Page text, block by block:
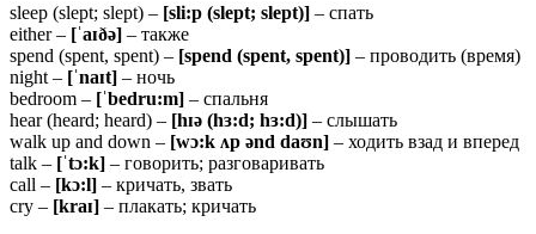
sleep (slept; slept) – [sli:p (slept; slept)] – спать
either – [ˈaɪðə] – также
spend (spent, spent) – [spend (spent, spent)] – проводить (время)
night – [ˈnaɪt] – ночь
bedroom – [ˈbedru:m] – спальня
hear (heard; heard) – [hɪə (hɜ:d; hɜ:d)] – слышать
walk up and down – [wɔ:k ʌp ənd daʊn] – ходить взад и вперед
talk – [ˈtɔ:k] – говорить; разговаривать
call – [kɔ:l] – кричать, звать
cry – [kraɪ] – плакать; кричать